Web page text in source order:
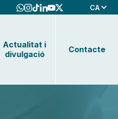
CA
Actualitat i
divulgació
Contacte